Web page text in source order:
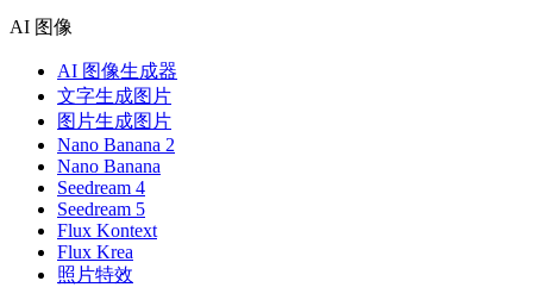
AI 图像
AI 图像生成器
文字生成图片
图片生成图片
Nano Banana 2
Nano Banana
Seedream 4
Seedream 5
Flux Kontext
Flux Krea
照片特效